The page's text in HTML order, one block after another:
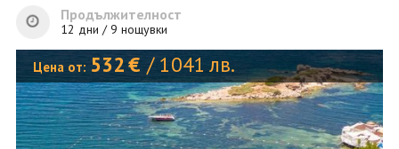
ЕКЗОТИКА
ОЩЕ
ЗА НАС
КОНТАКТИ
Продължителност
12 дни / 9 нощувки
Цена от: 532€ / 1041 лв.